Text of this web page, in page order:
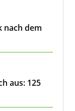
nach dem
aus: 125